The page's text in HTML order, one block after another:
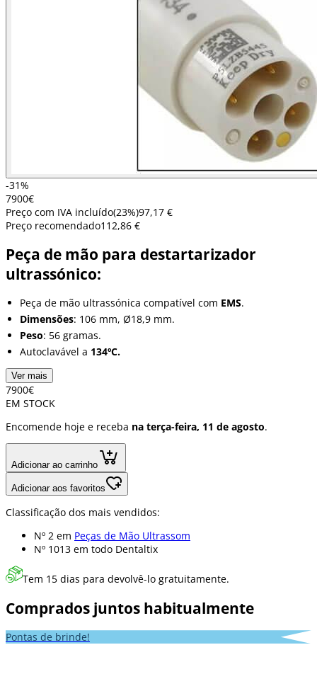
-31%
7900€
Preço com IVA incluído(23%)97,17 €
Preço recomendado112,86 €
Peça de mão para destartarizador
ultrassónico:
Peça de mão ultrassónica compatível com EMS.
Dimensões: 106 mm, Ø18,9 mm.
Peso: 56 gramas.
Autoclavável a 134ºC.
Ver mais
7900€
EM STOCK
Encomende hoje e receba na terça-feira, 11 de agosto.
Adicionar ao carrinho
Adicionar aos favoritos
Classificação dos mais vendidos:
Nº 2 em Peças de Mão Ultrassom
Nº 1013 em todo Dentaltix
Tem 15 dias para devolvê-lo gratuitamente.
Comprados juntos habitualmente
Pontas de brinde!